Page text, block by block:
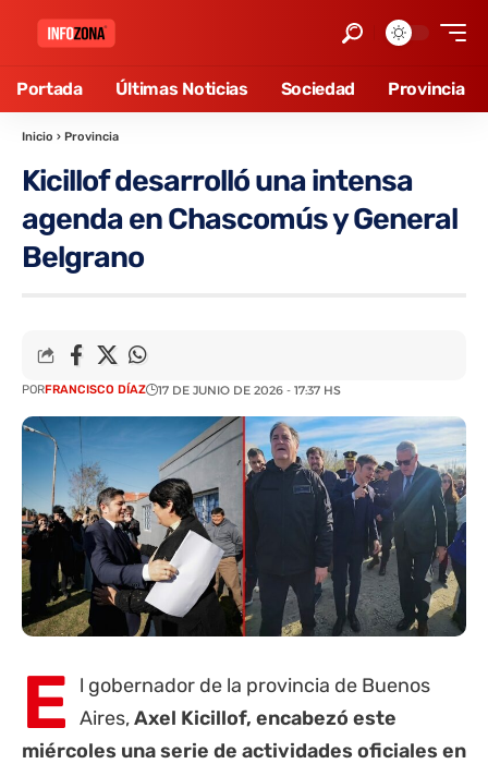
Portada Últimas Noticias Sociedad Provincia
Inicio › Provincia
Kicillof desarrolló una intensa
agenda en Chascomús y General
Belgrano
PORFRANCISCO DÍAZ 17 DE JUNIO DE 2026 - 17:37 HS
E l gobernador de la provincia de Buenos
Aires,Axel Kicillof, encabezó este
miércoles una serie de actividades oficiales en